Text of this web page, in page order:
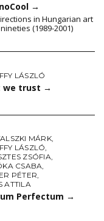
→
in Hungarian art
(1989-2001)
LÁSZLÓ
we trust →
MÁRK,
LÁSZLÓ,
ZSÓFIA,
CSABA,
PÉTER,
ATTILA
Perfectum →